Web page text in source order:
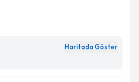
Haritada Göster